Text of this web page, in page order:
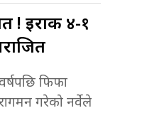
! इराक ४-१
फिफा
गरेको नर्वेले